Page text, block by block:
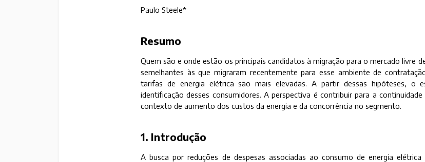
Paulo Steele*
Resumo
Quem são e onde estão os principais candidatos à migração para o mercado livre
semelhantes às que migraram recentemente para esse ambiente de
tarifas de energia elétrica são mais elevadas. A partir dessas hipóteses, o
identificação desses consumidores. A perspectiva é contribuir para a
contexto de aumento dos custos da energia e da concorrência no segmento.
1. Introdução
A busca por reduções de despesas associadas ao consumo de energia